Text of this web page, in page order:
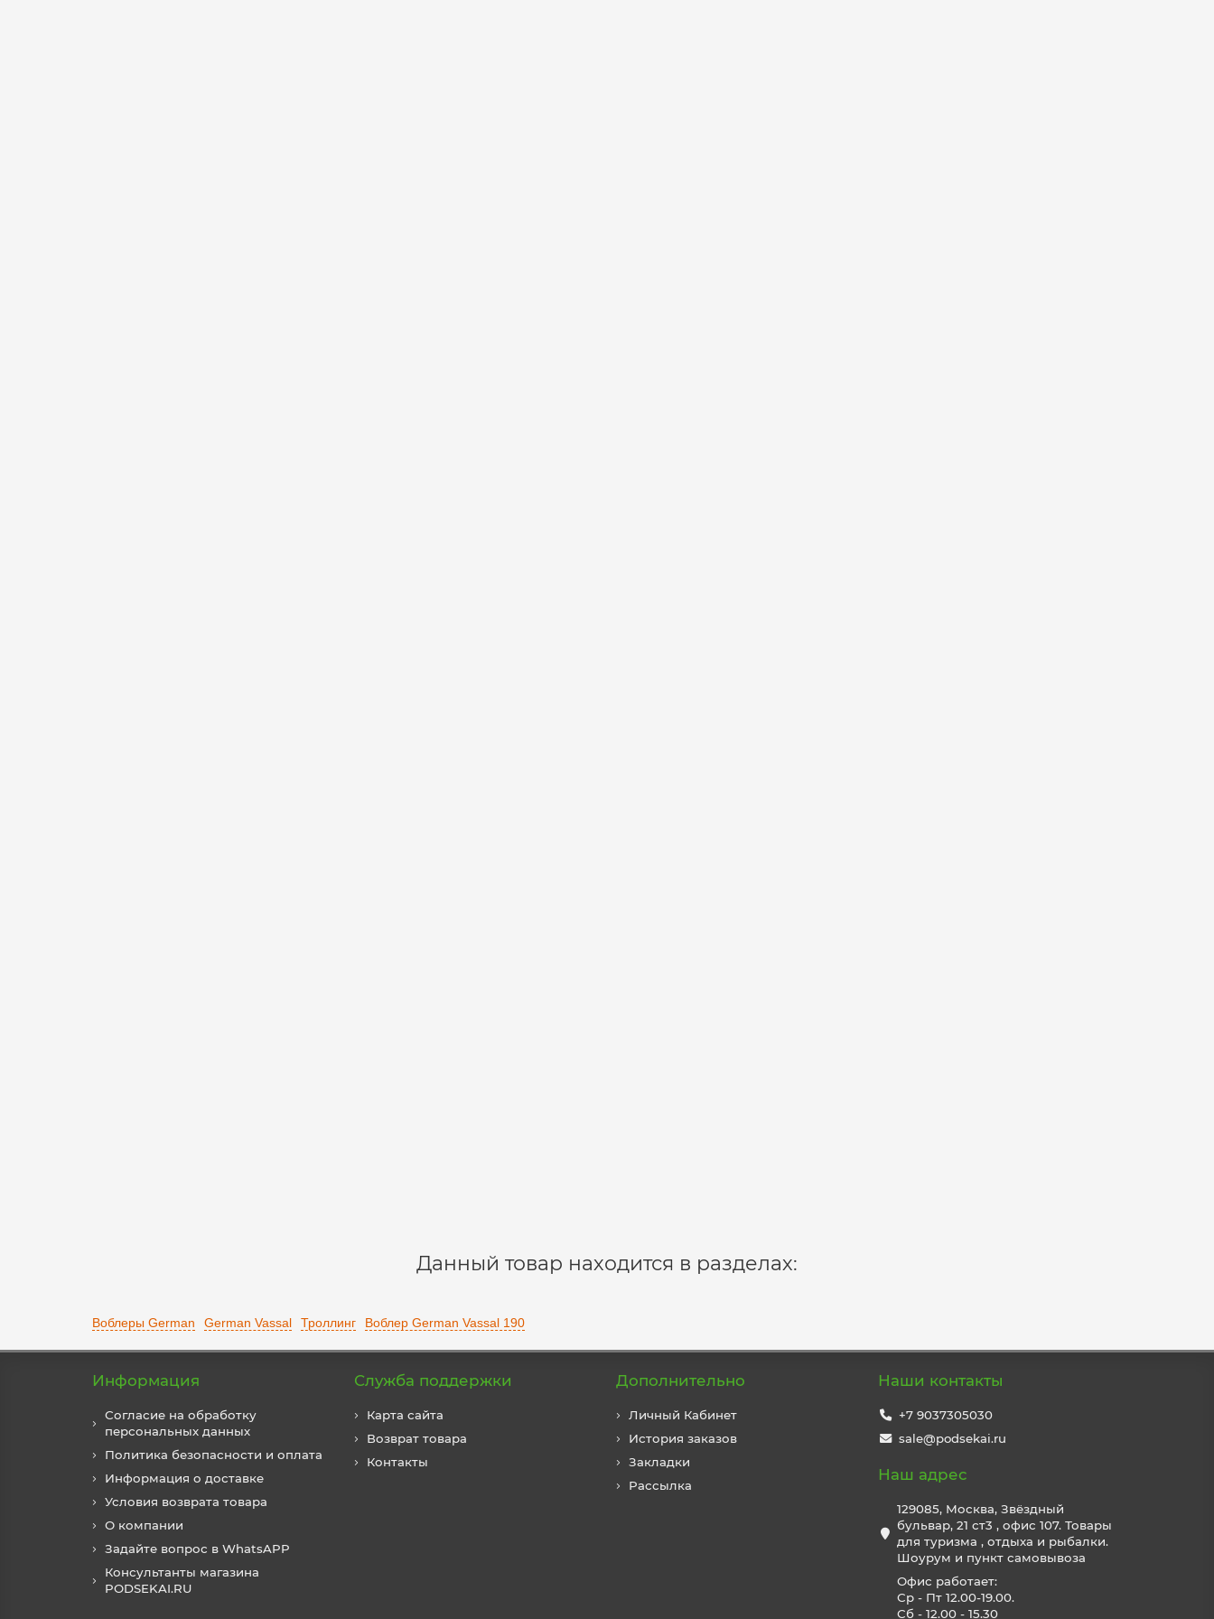
Данный товар находится в разделах:
Воблеры German German Vassal Троллинг Воблер German Vassal 190
Информация
Согласие на обработку
персональных данных
Политика безопасности и оплата
Информация о доставке
Условия возврата товара
О компании
Задайте вопрос в WhatsAPP
Консультанты магазина
PODSEKAI.RU
Служба поддержки
Карта сайта
Возврат товара
Контакты
Дополнительно
Личный Кабинет
История заказов
Закладки
Рассылка
Наши контакты
+7 9037305030
sale@podsekai.ru
Наш адрес
129085, Москва, Звёздный
бульвар, 21 ст3 , офис 107. Товары
для туризма , отдыха и рыбалки.
Шоурум и пункт самовывоза
Офис работает:
Ср - Пт 12.00-19.00.
Сб - 12.00 - 15.30